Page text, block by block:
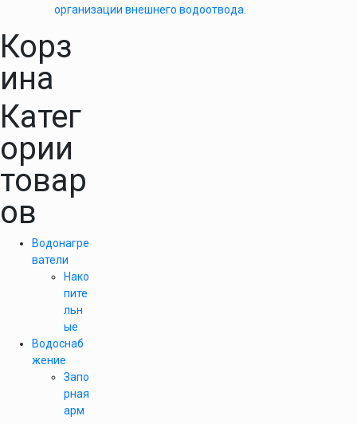
организации внешнего водоотвода.
Корз
ина
Катег
ории
товар
ов
Водонагре
ватели
Нако
пите
льн
ые
Водоснаб
жение
Запо
рная
арм